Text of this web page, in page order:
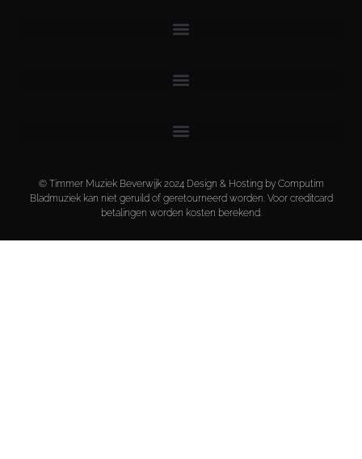
© Timmer Muziek Beverwijk 2024 Design & Hosting by Computim
Bladmuziek kan niet geruild of geretourneerd worden. Voor creditcard
betalingen worden kosten berekend.